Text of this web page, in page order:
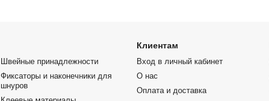
Швейные принадлежности
Фиксаторы и наконечники для
шнуров
Клиентам
Вход в личный кабинет
О нас
Оплата и доставка